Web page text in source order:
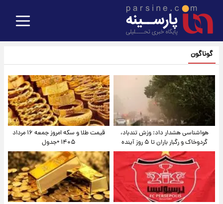
گوناگون
هواشناسی هشدار داد: وزش تندباد،
گردوخاک و رگبار باران تا ۵ روز آینده
قیمت طلا و سکه امروز جمعه ۱۶ مرداد
۱۴۰۵ +جدول